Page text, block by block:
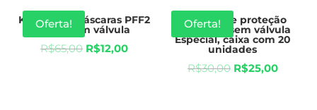
Oferta!
Kit com 10 Máscaras PFF2
(N95) com válvula
R$65,00 R$12,00
Oferta!
Máscara de proteção
PFF2/N95, sem válvula
Especial, caixa com 20
unidades
R$30,00 R$25,00